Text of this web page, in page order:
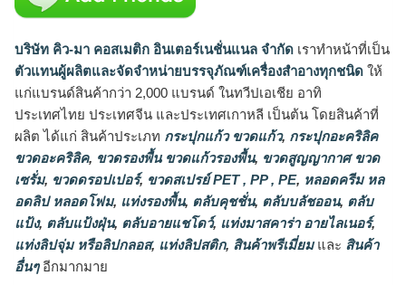
บริษัท คิว-มา คอสเมติก อินเตอร์เนชั่นแนล จำกัด เราทำหน้าที่เป็น
ตัวแทนผู้ผลิตและจัดจำหน่ายบรรจุภัณฑ์เครื่องสำอางทุกชนิด ให้
แก่แบรนด์สินค้ากว่า 2,000 แบรนด์ ในทวีปเอเชีย อาทิ
ประเทศไทย ประเทศจีน และประเทศเกาหลี เป็นต้น โดยสินค้าที่
ผลิต ได้แก่ สินค้าประเภท กระปุกแก้ว ขวดแก้ว, กระปุกอะคริลิค
ขวดอะคริลิค, ขวดรองพื้น ขวดแก้วรองพื้น, ขวดสูญญากาศ ขวด
เซรั่ม, ขวดดรอปเปอร์, ขวดสเปรย์ PET , PP , PE, หลอดครีม หล
อดลิป หลอดโฟม, แท่งรองพื้น, ตลับคุชชั่น, ตลับบลัชออน, ตลับ
แป้ง, ตลับแป้งฝุ่น, ตลับอายแชโดว์, แท่งมาสคาร่า อายไลเนอร์,
แท่งลิปจุ่ม หรือลิปกลอส, แท่งลิปสติก, สินค้าพรีเมี่ยมและ สินค้า
อื่นๆอีกมากมาย